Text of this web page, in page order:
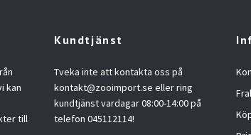
kan
till
Kundtjänst
Tveka inte att kontakta oss på
kontakt@zooimport.se eller ring
kundtjänst vardagar 08:00-14:00 på
telefon 045112114!